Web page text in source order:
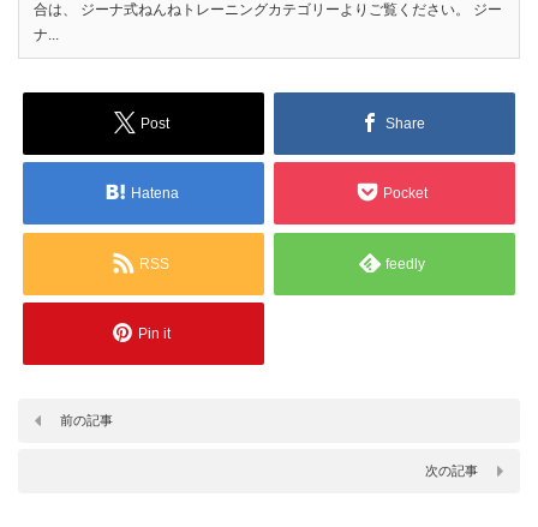
合は、 ジーナ式ねんねトレーニングカテゴリーよりご覧ください。 ジー
ナ...
Post Share
Hatena Pocket
RSS feedly
Pin it
前の記事
次の記事